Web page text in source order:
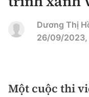
CHUYÊN MỤC
Thời sự
Dương Thị
26/09/2023,
Một cuộc thi